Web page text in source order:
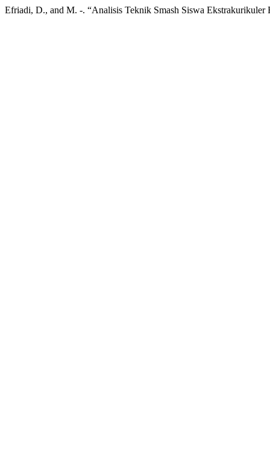
Efriadi, D., and M. -. “Analisis Teknik Smash Siswa